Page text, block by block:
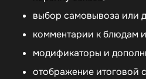
выбор самовывоза или
комментарии к блюдам и
модификаторы и
отображение итоговой